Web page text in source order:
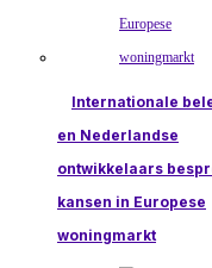
Internationale
en Nederlandse
ontwikkelaars
kansen in Europese
woningmarkt